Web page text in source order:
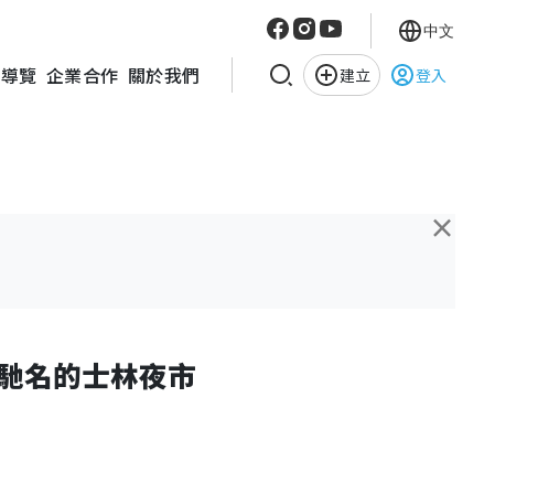
覽 企業合作 關於我們 建立 登入
中文
×
名的士林夜市